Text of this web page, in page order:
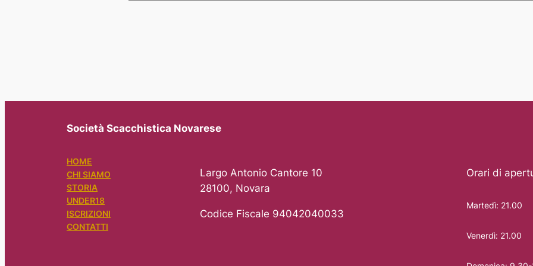
Società Scacchistica Novarese
HOME
CHI SIAMO
STORIA
UNDER18
ISCRIZIONI
CONTATTI
Largo Antonio Cantore 10
28100, Novara
Codice Fiscale 94042040033
Orari di
Martedì: 21.00
Venerdì: 21.00